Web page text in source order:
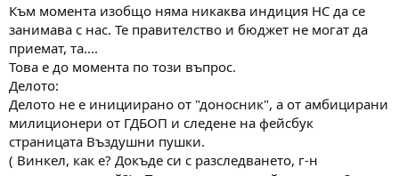
Към момента изобщо няма никаква индиция НС да се
занимава с нас. Те правителство и бюджет не могат да
приемат, та....
Това е до момента по този въпрос.
Делото:
Делото не е инициирано от "доносник", а от амбицирани
милиционери от ГДБОП и следене на фейсбук
страницата Въздушни пушки.
( Винкел, как е? Докъде си с разследването, г-н